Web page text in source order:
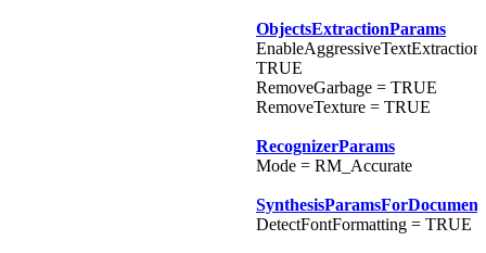
ObjectsExtractionParams
EnableAggressiveTextExtraction
TRUE
RemoveGarbage = TRUE
RemoveTexture = TRUE
RecognizerParams
Mode = RM_Accurate
SynthesisParamsForDocument
DetectFontFormatting = TRUE